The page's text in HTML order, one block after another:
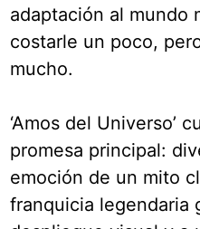
adaptación al mundo
costarle un poco,
mucho.
‘Amos del Universo’
promesa principal:
emoción de un mito
franquicia legendaria